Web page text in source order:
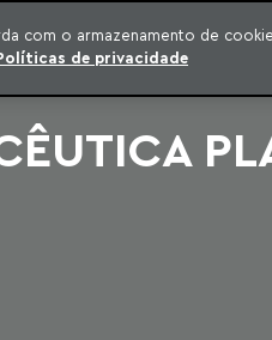
ADVOGADOS
com o armazenamento de
de privacidade